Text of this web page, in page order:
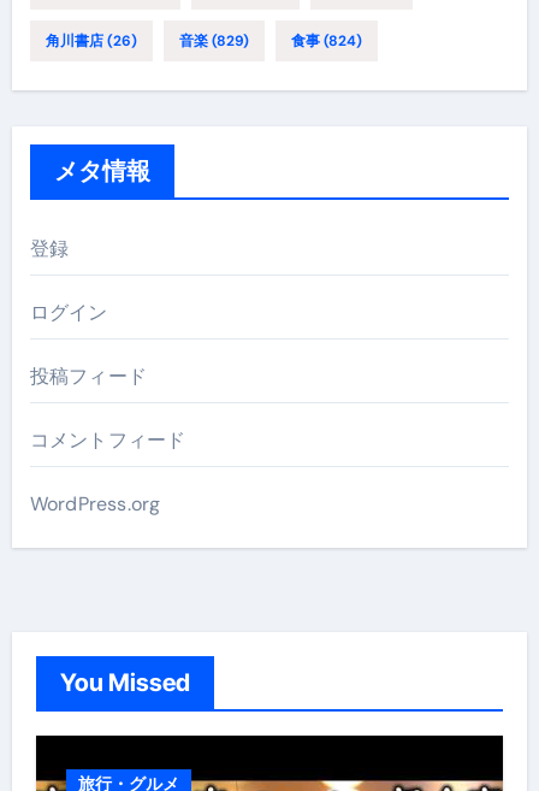
角川書店(26) 音楽(829) 食事(824)
メタ情報
登録
ログイン
投稿フィード
コメントフィード
WordPress.org
You Missed
旅行・グルメ